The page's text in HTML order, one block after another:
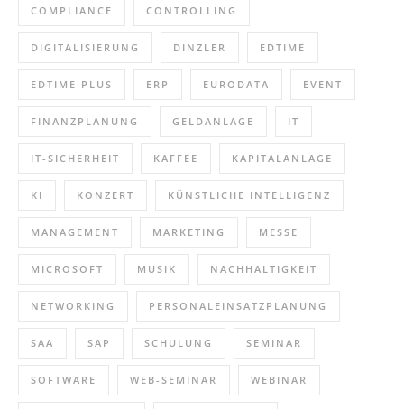
COMPLIANCE CONTROLLING
DIGITALISIERUNG DINZLER EDTIME
EDTIME PLUS ERP EURODATA EVENT
FINANZPLANUNG GELDANLAGE IT
IT-SICHERHEIT KAFFEE KAPITALANLAGE
KI KONZERT KÜNSTLICHE INTELLIGENZ
MANAGEMENT MARKETING MESSE
MICROSOFT MUSIK NACHHALTIGKEIT
NETWORKING PERSONALEINSATZPLANUNG
SAA SAP SCHULUNG SEMINAR
SOFTWARE WEB-SEMINAR WEBINAR